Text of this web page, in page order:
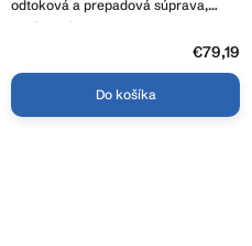
odtoková a prepadová súprava,
chrómová, HAN-58150000
€79,19
Do košíka